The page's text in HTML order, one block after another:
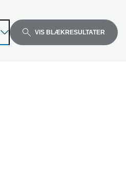
VIS BLÆKRESULTATER